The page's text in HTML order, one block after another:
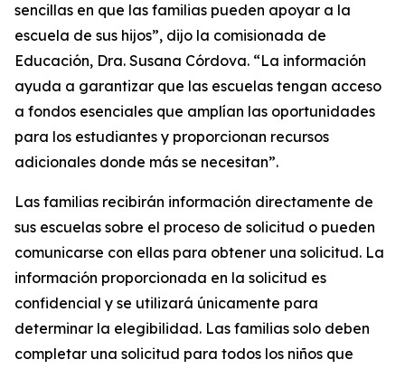
sencillas en que las familias pueden apoyar a la
escuela de sus hijos”, dijo la comisionada de
Educación, Dra. Susana Córdova. “La información
ayuda a garantizar que las escuelas tengan acceso
a fondos esenciales que amplían las oportunidades
para los estudiantes y proporcionan recursos
adicionales donde más se necesitan”.
Las familias recibirán información directamente de
sus escuelas sobre el proceso de solicitud o pueden
comunicarse con ellas para obtener una solicitud. La
información proporcionada en la solicitud es
confidencial y se utilizará únicamente para
determinar la elegibilidad. Las familias solo deben
completar una solicitud para todos los niños que